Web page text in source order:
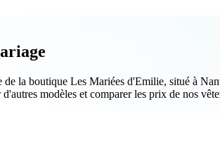
la boutique Les Mariées d'Emilie, situé à
modèles et comparer les prix de nos